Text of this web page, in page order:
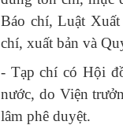
Báo chí, Luật
chí, xuất bản và
- Tạp chí có Hội
nước, do Viện
lâm phê duyệt.